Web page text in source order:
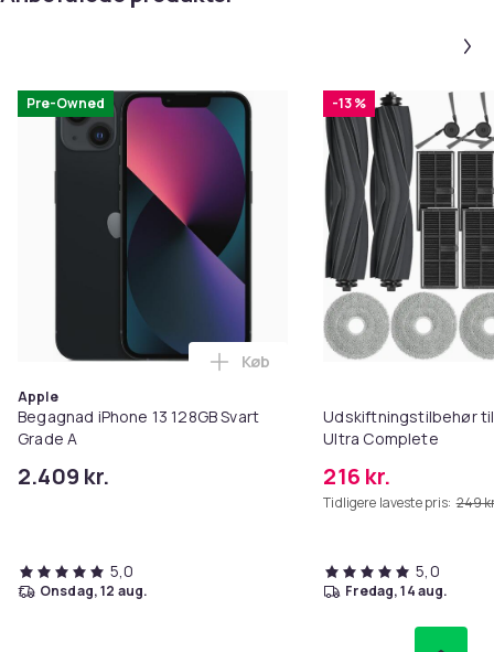
Pre-Owned
Apple
Begagnad iPhone 13 128GB Svart
Grade A
2.409 kr.
Læg Begagnad iPhone 13
Køb
5,0
onsdag, 12 aug.
-13 %
Udskiftningstilbehør
Ultra Complete
216 kr.
Tidligere laveste pris: 249
5,0
fredag, 14 aug.